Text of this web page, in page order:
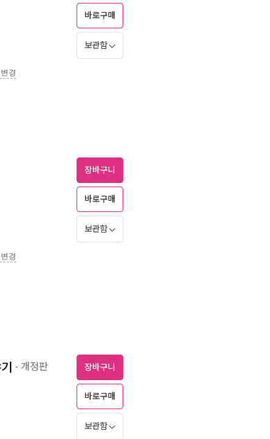
경
바로구매
보관함
경
장바구니
바로구매
보관함
- 개정판 장바구니
바로구매
보관함